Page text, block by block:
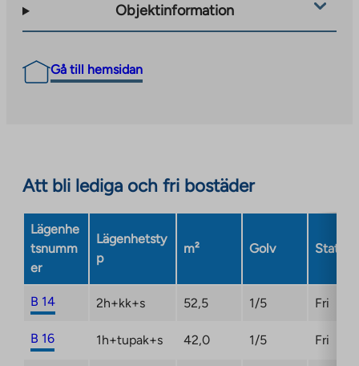
Objektinformation
Gå till hemsidan
Att bli lediga och fri bostäder
Lägenhe
tsnumm
er
Lägenhetsty
p
m² Golv Status
B 14 2h+kk+s 52,5 1/5 Fri
B 16 1h+tupak+s 42,0 1/5 Fri